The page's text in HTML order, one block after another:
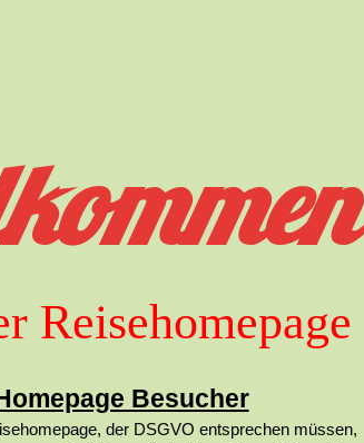
Reisehomepage
Besucher
der DSGVO entsprechen müssen,